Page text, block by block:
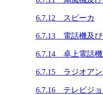
6.7.12 スピーカ
6.7.13 電話機及
6.7.14 卓上電話
6.7.15 ラジオア
6.7.16 テレビジョ